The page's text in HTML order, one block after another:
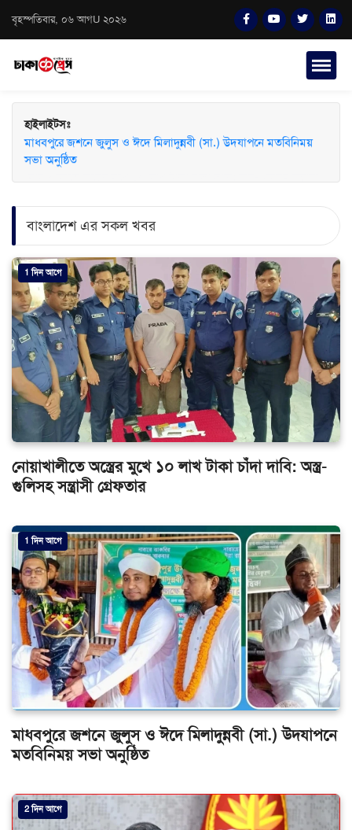
বৃহস্পতিবার, ০৬ আগU ২০২৬
হাইলাইটসঃ
মাধবপুরে জশনে জুলুস ও ঈদে মিলাদুন্নবী (সা.) উদযাপনে মতবিনিময়
সভা অনুষ্ঠিত
বাংলাদেশ এর সকল খবর
1 দিন আগে
নোয়াখালীতে অস্ত্রের মুখে ১০ লাখ টাকা চাঁদা দাবি: অস্ত্র-
গুলিসহ সন্ত্রাসী গ্রেফতার
1 দিন আগে
মাধবপুরে জশনে জুলুস ও ঈদে মিলাদুন্নবী (সা.) উদযাপনে
মতবিনিময় সভা অনুষ্ঠিত
2 দিন আগে